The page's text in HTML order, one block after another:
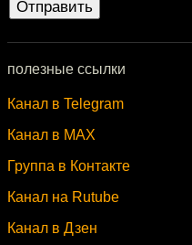
полезные ссылки
Канал в Telegram
Канал в MAX
Группа в Контакте
Канал на Rutube
Канал в Дзен